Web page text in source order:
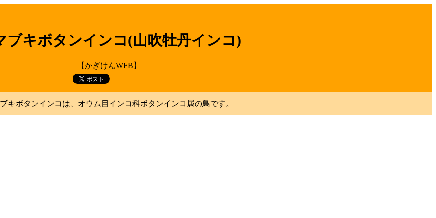
ブキボタンインコ(山吹牡丹インコ)
【かぎけんWEB】
キボタンインコは、オウム目インコ科ボタンインコ属の鳥です。